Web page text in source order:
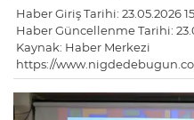
Haber Giriş Tarihi: 23.05.2026
Haber Güncellenme Tarihi:
Kaynak: Haber Merkezi
https://